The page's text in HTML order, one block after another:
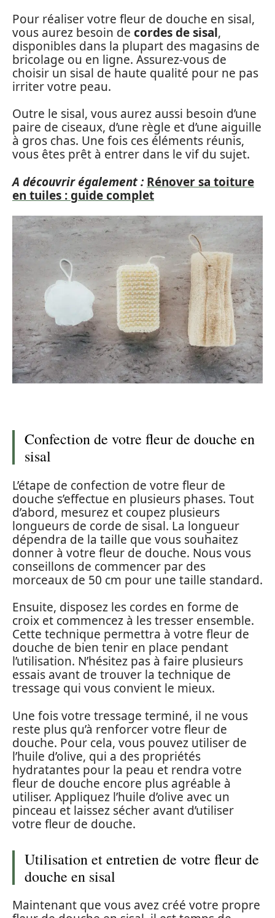
Pour réaliser votre fleur de douche en sisal,
vous aurez besoin de cordes de sisal,
disponibles dans la plupart des magasins de
bricolage ou en ligne. Assurez-vous de
choisir un sisal de haute qualité pour ne pas
irriter votre peau.
Outre le sisal, vous aurez aussi besoin d’une
paire de ciseaux, d’une règle et d’une aiguille
à gros chas. Une fois ces éléments réunis,
vous êtes prêt à entrer dans le vif du sujet.
A découvrir également : Rénover sa toiture
en tuiles : guide complet
Confection de votre fleur de douche en
sisal
L’étape de confection de votre fleur de
douche s’effectue en plusieurs phases. Tout
d’abord, mesurez et coupez plusieurs
longueurs de corde de sisal. La longueur
dépendra de la taille que vous souhaitez
donner à votre fleur de douche. Nous vous
conseillons de commencer par des
morceaux de 50 cm pour une taille standard.
Ensuite, disposez les cordes en forme de
croix et commencez à les tresser ensemble.
Cette technique permettra à votre fleur de
douche de bien tenir en place pendant
l’utilisation. N’hésitez pas à faire plusieurs
essais avant de trouver la technique de
tressage qui vous convient le mieux.
Une fois votre tressage terminé, il ne vous
reste plus qu’à renforcer votre fleur de
douche. Pour cela, vous pouvez utiliser de
l’huile d’olive, qui a des propriétés
hydratantes pour la peau et rendra votre
fleur de douche encore plus agréable à
utiliser. Appliquez l’huile d’olive avec un
pinceau et laissez sécher avant d’utiliser
votre fleur de douche.
Utilisation et entretien de votre fleur de
douche en sisal
Maintenant que vous avez créé votre propre